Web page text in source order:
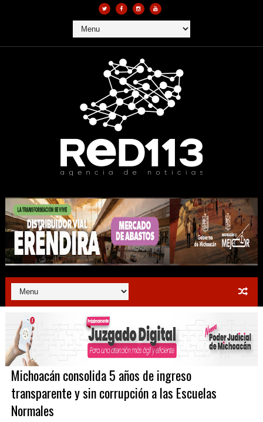
Michoacán consolida 5 años de ingreso
transparente y sin corrupción a las Escuelas
Normales